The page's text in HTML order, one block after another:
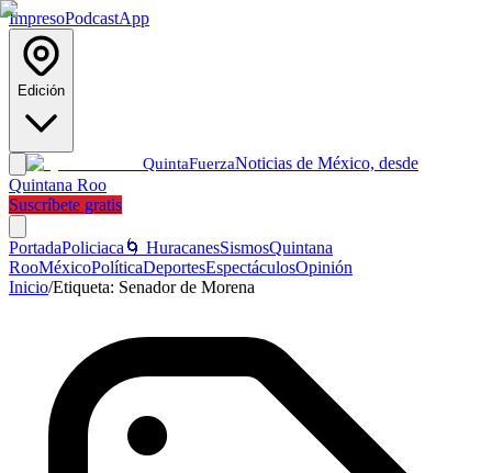
ImpresoPodcastApp
Edición
QuintaFuerzaNoticias de México, desde
Quintana Roo
Suscríbete gratis
PortadaPoliciaca 🌀 HuracanesSismosQuintana
RooMéxicoPolíticaDeportesEspectáculosOpinión
Inicio/Etiqueta: Senador de Morena